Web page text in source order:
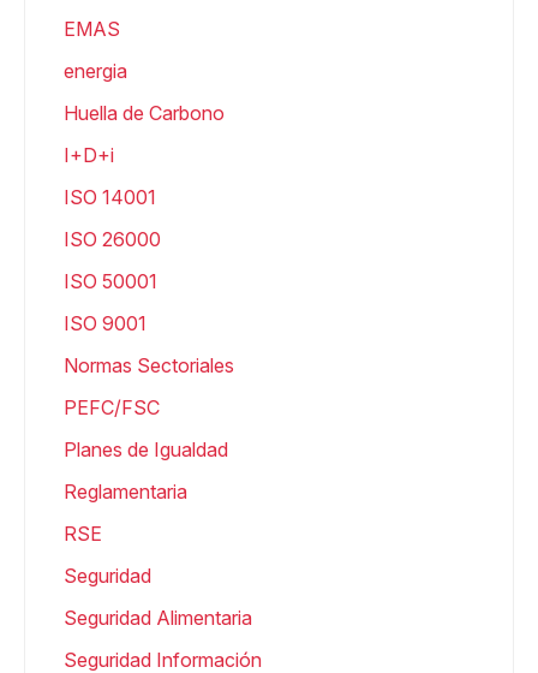
EMAS
energia
Huella de Carbono
I+D+i
ISO 14001
ISO 26000
ISO 50001
ISO 9001
Normas Sectoriales
PEFC/FSC
Planes de Igualdad
Reglamentaria
RSE
Seguridad
Seguridad Alimentaria
Seguridad Información